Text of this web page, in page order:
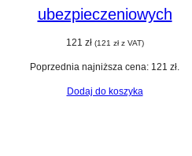
ubezpieczeniowych
121 zł (121 złz VAT)
Poprzednia najniższa cena: 121 zł
Dodaj do koszyka